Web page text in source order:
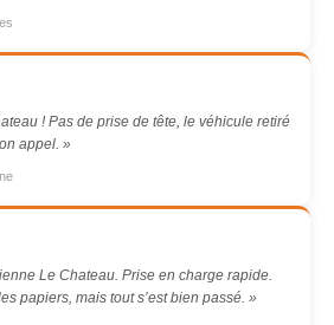
! Pas de prise de tête, le véhicule retiré
appel. »
Le Chateau. Prise en charge rapide.
papiers, mais tout s’est bien passé. »